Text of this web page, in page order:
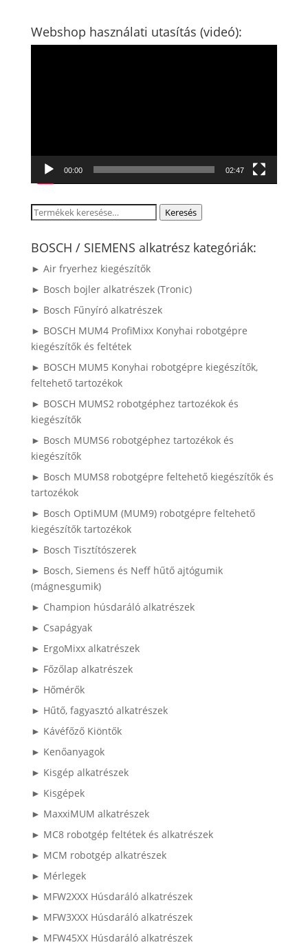
Webshop használati utasítás (videó):
00:00 02:47
Keresés
következőre:
Keresés
BOSCH / SIEMENS alkatrész kategóriák:
► Air fryerhez kiegészítők
► Bosch bojler alkatrészek (Tronic)
► Bosch Fűnyíró alkatrészek
► BOSCH MUM4 ProfiMixx Konyhai robotgépre
kiegészítők és feltétek
► BOSCH MUM5 Konyhai robotgépre kiegészítők,
feltehető tartozékok
► BOSCH MUMS2 robotgéphez tartozékok és
kiegészítők
► Bosch MUMS6 robotgéphez tartozékok és
kiegészítők
► Bosch MUMS8 robotgépre feltehető kiegészítők és
tartozékok
► Bosch OptiMUM (MUM9) robotgépre feltehető
kiegészítők tartozékok
► Bosch Tisztítószerek
► Bosch, Siemens és Neff hűtő ajtógumik
(mágnesgumik)
► Champion húsdaráló alkatrészek
► Csapágyak
► ErgoMixx alkatrészek
► Főzőlap alkatrészek
► Hőmérők
► Hűtő, fagyasztó alkatrészek
► Kávéfőző Kiöntők
► Kenőanyagok
► Kisgép alkatrészek
► Kisgépek
► MaxxiMUM alkatrészek
► MC8 robotgép feltétek és alkatrészek
► MCM robotgép alkatrészek
► Mérlegek
► MFW2XXX Húsdaráló alkatrészek
► MFW3XXX Húsdaráló alkatrészek
► MFW45XX Húsdaráló alkatrészek